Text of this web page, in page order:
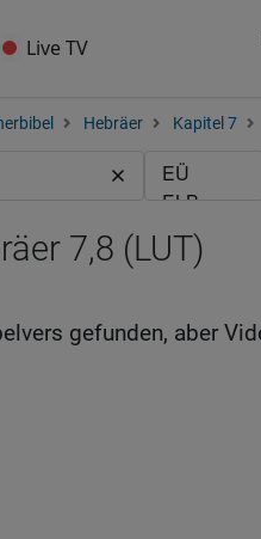
Live TV
Hebräer Kapitel 7
7,8 (LUT)
gefunden, aber